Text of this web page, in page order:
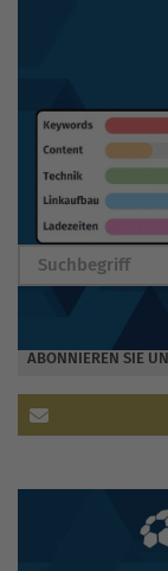
BLOG
ABONNIEREN SIE